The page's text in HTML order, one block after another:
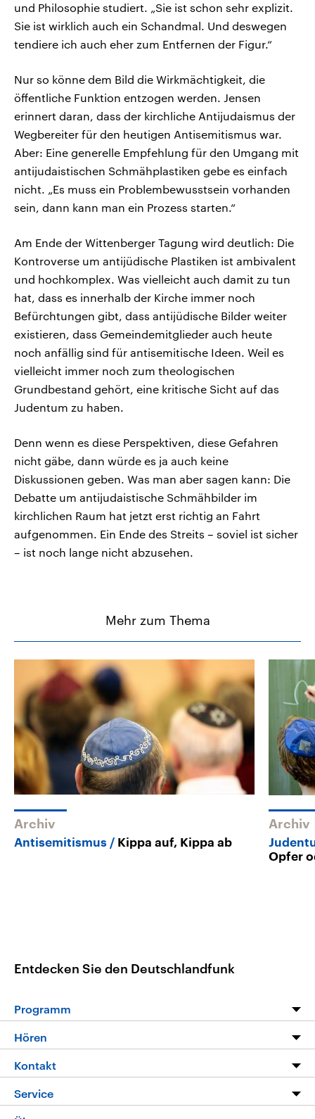
und Philosophie studiert. „Sie ist schon sehr explizit.
Sie ist wirklich auch ein Schandmal. Und deswegen
tendiere ich auch eher zum Entfernen der Figur.“
Nur so könne dem Bild die Wirkmächtigkeit, die
öffentliche Funktion entzogen werden. Jensen
erinnert daran, dass der kirchliche Antijudaismus der
Wegbereiter für den heutigen Antisemitismus war.
Aber: Eine generelle Empfehlung für den Umgang mit
antijudaistischen Schmähplastiken gebe es einfach
nicht. „Es muss ein Problembewusstsein vorhanden
sein, dann kann man ein Prozess starten.“
Am Ende der Wittenberger Tagung wird deutlich: Die
Kontroverse um antijüdische Plastiken ist ambivalent
und hochkomplex. Was vielleicht auch damit zu tun
hat, dass es innerhalb der Kirche immer noch
Befürchtungen gibt, dass antijüdische Bilder weiter
existieren, dass Gemeindemitglieder auch heute
noch anfällig sind für antisemitische Ideen. Weil es
vielleicht immer noch zum theologischen
Grundbestand gehört, eine kritische Sicht auf das
Judentum zu haben.
Denn wenn es diese Perspektiven, diese Gefahren
nicht gäbe, dann würde es ja auch keine
Diskussionen geben. Was man aber sagen kann: Die
Debatte um antijudaistische Schmähbilder im
kirchlichen Raum hat jetzt erst richtig an Fahrt
aufgenommen. Ein Ende des Streits – soviel ist sicher
– ist noch lange nicht abzusehen.
Mehr zum Thema
Archiv
Antisemitismus Kippa auf, Kippa ab
Archiv
Opfer
Entdecken Sie den Deutschlandfunk
Programm
Programm
Die Nachrichten
Nachrichtenleicht
Hören
Livestream
Podcasts
Kontakt
Hörerservice
Service